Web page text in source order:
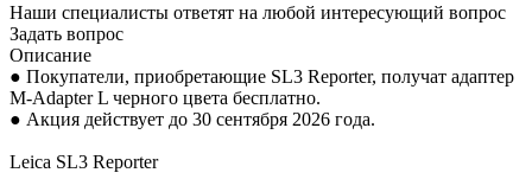
Наши специалисты ответят на любой интересующий вопрос
Задать вопрос
Описание
● Покупатели, приобретающие SL3 Reporter, получат адаптер
M-Adapter L черного цвета бесплатно.
● Акция действует до 30 сентября 2026 года.
Leica SL3 Reporter